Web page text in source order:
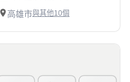
高雄市與其他10個